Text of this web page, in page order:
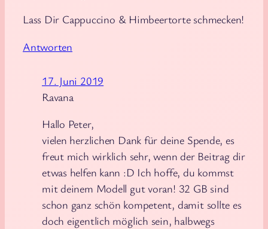
Lass Dir Cappuccino & Himbeertorte schmecken!
Antworten
17. Juni 2019
Ravana
Hallo Peter,
vielen herzlichen Dank für deine Spende, es
freut mich wirklich sehr, wenn der Beitrag dir
etwas helfen kann :D Ich hoffe, du kommst
mit deinem Modell gut voran! 32 GB sind
schon ganz schön kompetent, damit sollte es
doch eigentlich möglich sein, halbwegs